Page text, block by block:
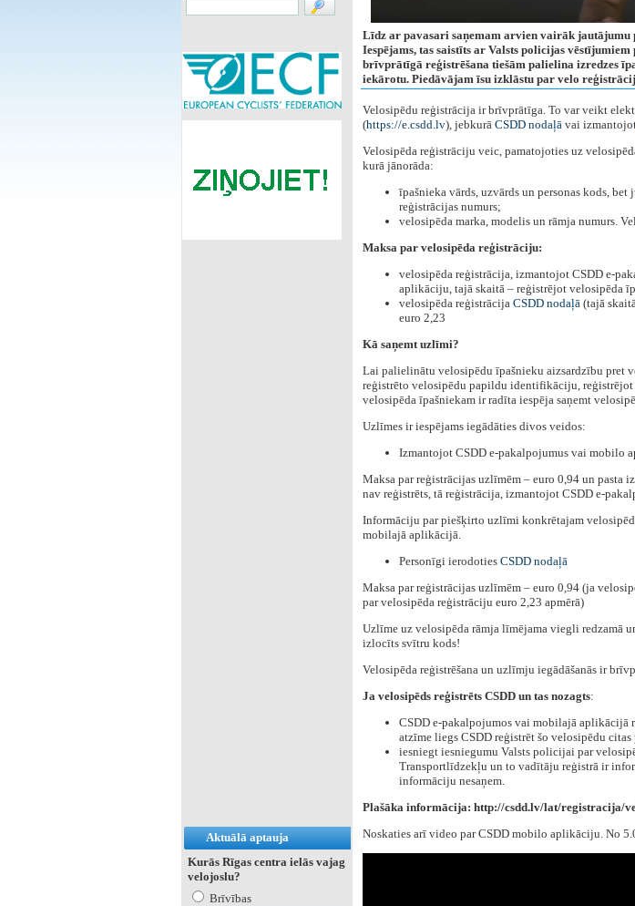
Aktuālā aptauja
Kurās Rīgas centra ielās vajag
velojoslu?
Brīvības
Līdz ar pavasari saņemam arvien vairāk jautājumu
Iespējams, tas saistīts ar Valsts policijas
brīvprātīgā reģistrēšana tiešām palielina izredzes
iekārotu. Piedāvājam īsu izklāstu par velo
Velosipēdu reģistrācija ir brīvprātīga. To var veikt
(https://e.csdd.lv), jebkurā CSDD nodaļāvai
Velosipēda reģistrāciju veic, pamatojoties uz
kurā jānorāda:
īpašnieka vārds, uzvārds un personas kods,
reģistrācijas numurs;
velosipēda marka, modelis un rāmja numurs.
Maksa par velosipēda reģistrāciju:
velosipēda reģistrācija, izmantojot CSDD e-
aplikāciju, tajā skaitā – reģistrējot velosipēda
velosipēda reģistrācija CSDD nodaļā(tajā
euro 2,23
Kā saņemt uzlīmi?
Lai palielinātu velosipēdu īpašnieku aizsardzību pret
reģistrēto velosipēdu papildu identifikāciju,
velosipēda īpašniekam ir radīta iespēja saņemt
Uzlīmes ir iespējams iegādāties divos veidos:
Izmantojot CSDD e-pakalpojumus vai mobilo
Maksa par reģistrācijas uzlīmēm – euro 0,94 un pasta
nav reģistrēts, tā reģistrācija, izmantojot CSDD e-
Informāciju par piešķirto uzlīmi konkrētajam
mobilajā aplikācijā.
Personīgi ierodoties CSDD nodaļā
Maksa par reģistrācijas uzlīmēm – euro 0,94 (ja
par velosipēda reģistrāciju euro 2,23 apmērā)
Uzlīme uz velosipēda rāmja līmējama viegli redzamā
izlocīts svītru kods!
Velosipēda reģistrēšana un uzlīmju iegādāšanās ir
Ja velosipēds reģistrēts CSDD un tas nozagts:
CSDD e-pakalpojumos vai mobilajā aplikācijā
atzīme liegs CSDD reģistrēt šo velosipēdu citas
iesniegt iesniegumu Valsts policijai par
Transportlīdzekļu un to vadītāju reģistrā ir
informāciju nesaņem.
Plašāka informācija: http://csdd.lv/lat/registracija/
Noskaties arī video par CSDD mobilo aplikāciju. No